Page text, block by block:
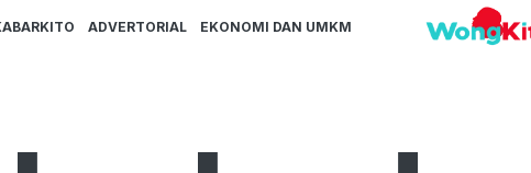
ADVERTORIAL EKONOMI DAN UMKM